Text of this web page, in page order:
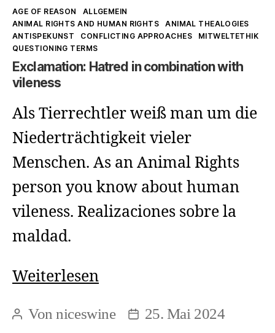
Kategorien
AGE OF REASON
ALLGEMEIN
ANIMAL RIGHTS AND HUMAN RIGHTS
ANIMAL THEALOGIES
ANTISPEKUNST
CONFLICTING APPROACHES
MITWELTETHIK
QUESTIONING TERMS
Exclamation: Hatred in combination with
vileness
Als Tierrechtler weiß man um die
Niederträchtigkeit vieler
Menschen. As an Animal Rights
person you know about human
vileness. Realizaciones sobre la
maldad.
WeiterlesenExclamation:
in
Beitragsautor
Vonniceswine Beitragsdatum
25. Mai 2024